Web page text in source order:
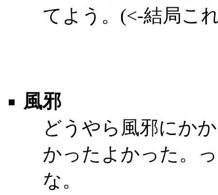
てよう。(<-結局こ
風邪
どうやら風邪にか
かったよかった。
な。